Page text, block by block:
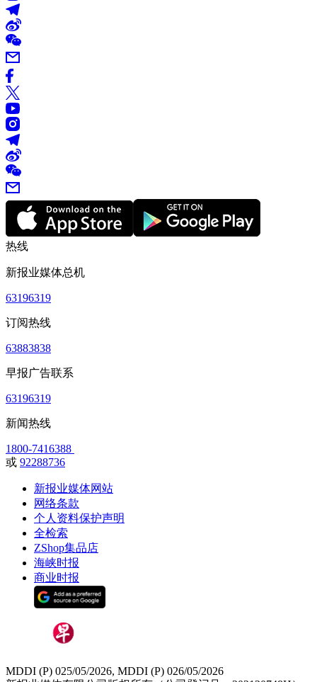
热线
新报业媒体总机
63196319
订阅热线
63883838
早报广告联系
63196319
新闻热线
1800-7416388
或 92288736
新报业媒体网站
网络条款
个人资料保护声明
全检索
ZShop集品店
海峡时报
商业时报
MDDI (P) 025/05/2026, MDDI (P) 026/05/2026